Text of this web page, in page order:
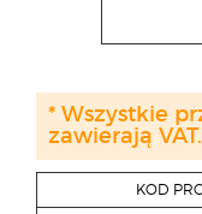
KOD
* Wszystkie
zawierają VAT.